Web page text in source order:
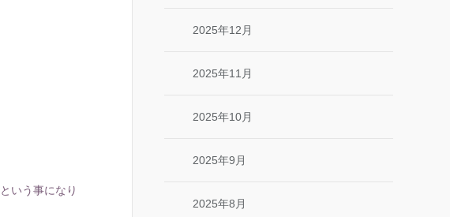
という事になり
2025年12月
2025年11月
2025年10月
2025年9月
2025年8月